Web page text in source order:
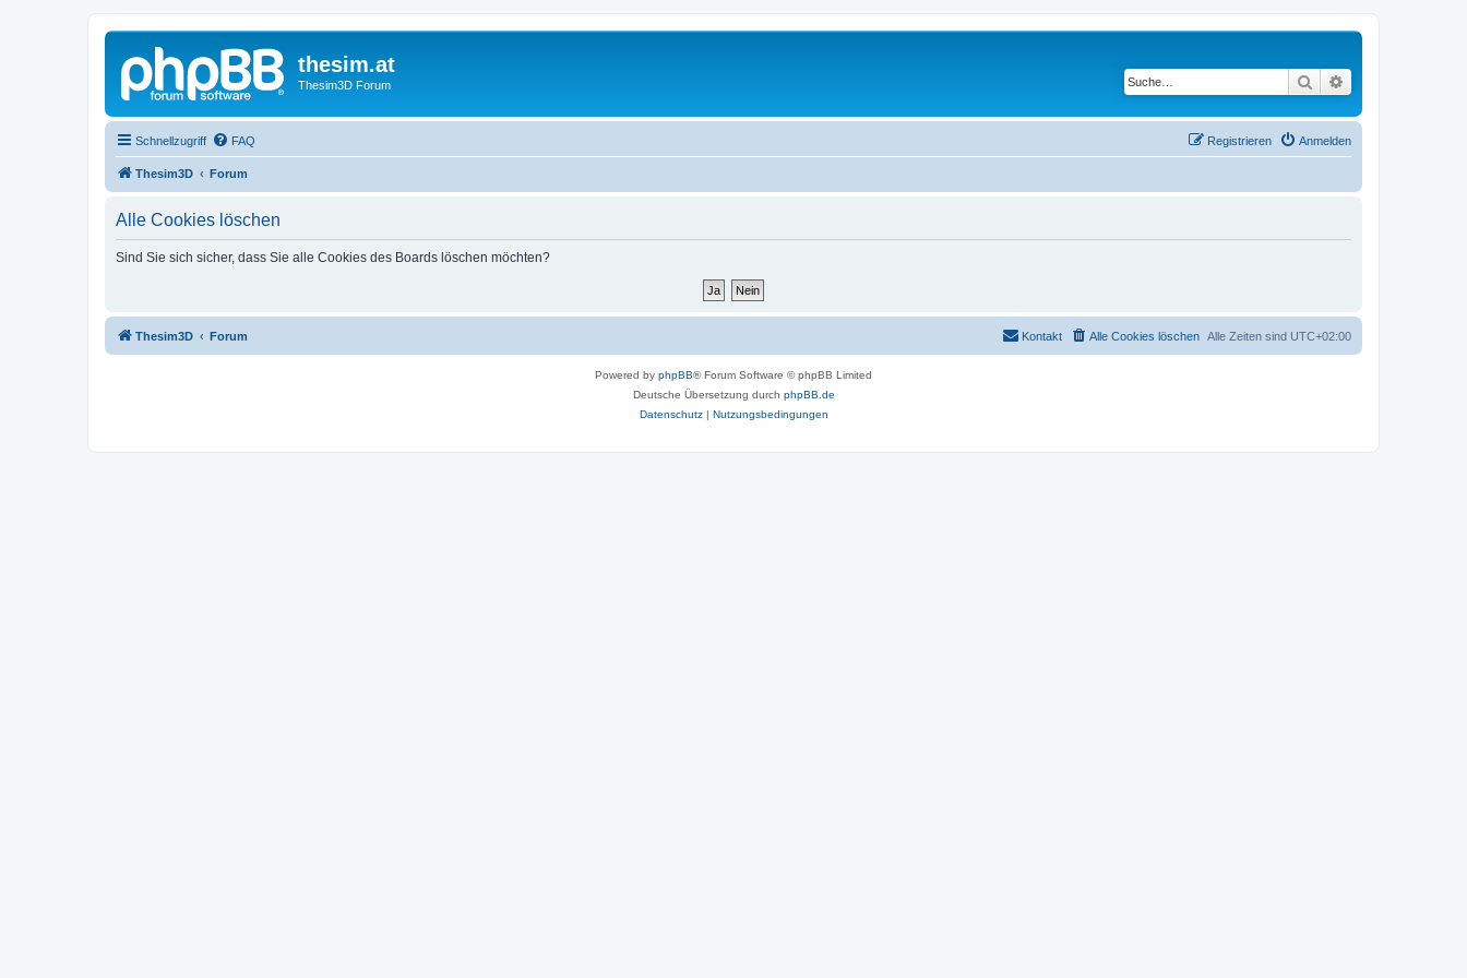
thesim.at
Thesim3D Forum Suche
Schnellzugriff FAQ Anmelden
Registrieren
Thesim3D Forum
Alle Cookies löschen
Sind Sie sich sicher, dass Sie alle Cookies des Boards löschen möchten?
Thesim3D Forum Alle Zeiten sind UTC+02:00
Alle Cookies löschen
Kontakt
Powered by phpBB® Forum Software © phpBB Limited
Deutsche Übersetzung durch phpBB.de
Datenschutz| Nutzungsbedingungen